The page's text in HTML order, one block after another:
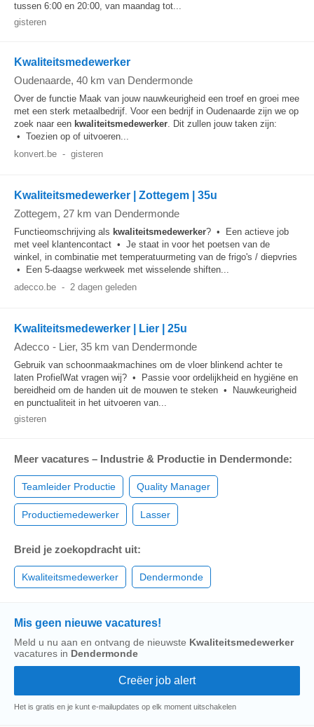
tussen 6:00 en 20:00, van maandag tot...
gisteren
Kwaliteitsmedewerker
Oudenaarde, 40 km van Dendermonde
Over de functie Maak van jouw nauwkeurigheid een troef en groei mee
met een sterk metaalbedrijf. Voor een bedrijf in Oudenaarde zijn we op
zoek naar een kwaliteitsmedewerker. Dit zullen jouw taken zijn:
• Toezien op of uitvoeren...
konvert.be - gisteren
Kwaliteitsmedewerker | Zottegem | 35u
Zottegem, 27 km van Dendermonde
Functieomschrijving als kwaliteitsmedewerker? • Een actieve job
met veel klantencontact • Je staat in voor het poetsen van de
winkel, in combinatie met temperatuurmeting van de frigo's / diepvries
• Een 5-daagse werkweek met wisselende shiften...
adecco.be - 2 dagen geleden
Kwaliteitsmedewerker | Lier | 25u
Adecco - Lier, 35 km van Dendermonde
Gebruik van schoonmaakmachines om de vloer blinkend achter te
laten ProfielWat vragen wij? • Passie voor ordelijkheid en hygiëne en
bereidheid om de handen uit de mouwen te steken • Nauwkeurigheid
en punctualiteit in het uitvoeren van...
gisteren
Meer vacatures – Industrie & Productie in Dendermonde:
Teamleider Productie Quality Manager
Productiemedewerker Lasser
Breid je zoekopdracht uit:
Kwaliteitsmedewerker Dendermonde
Mis geen nieuwe vacatures!
Meld u nu aan en ontvang de nieuwste Kwaliteitsmedewerker
vacatures in Dendermonde
Het is gratis en je kunt e-mailupdates op elk moment uitschakelen